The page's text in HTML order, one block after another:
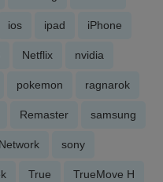
ios ipad iPhone
Netflix nvidia
pokemon ragnarok
Remaster samsung
sony
True TrueMove H